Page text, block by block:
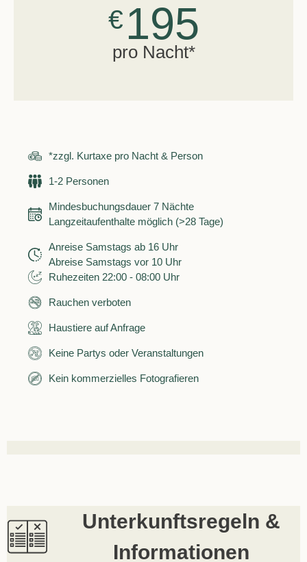
€ 195
pro Nacht*
*zzgl. Kurtaxe pro Nacht & Person
1-2 Personen
Mindesbuchungsdauer 7 Nächte
Langzeitaufenthalte möglich (>28 Tage)
Anreise Samstags ab 16 Uhr
Abreise Samstags vor 10 Uhr
Ruhezeiten 22:00 - 08:00 Uhr
Rauchen verboten
Haustiere auf Anfrage
Keine Partys oder Veranstaltungen
Kein kommerzielles Fotografieren
Unterkunftsregeln &
Informationen